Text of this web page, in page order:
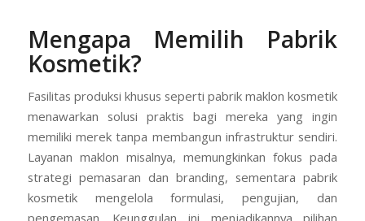
Mengapa Memilih Pabrik
Kosmetik?
Fasilitas produksi khusus seperti pabrik maklon kosmetik
menawarkan solusi praktis bagi mereka yang ingin
memiliki merek tanpa membangun infrastruktur sendiri.
Layanan maklon misalnya, memungkinkan fokus pada
strategi pemasaran dan branding, sementara pabrik
kosmetik mengelola formulasi, pengujian, dan